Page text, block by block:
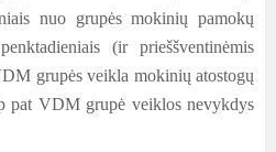
nuo grupės mokinių pamokų
(ir prieššventinėmis
grupės veikla mokinių atostogų
pat VDM grupė veiklos nevykdys